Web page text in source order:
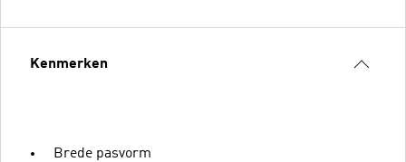
Kenmerken
Brede pasvorm